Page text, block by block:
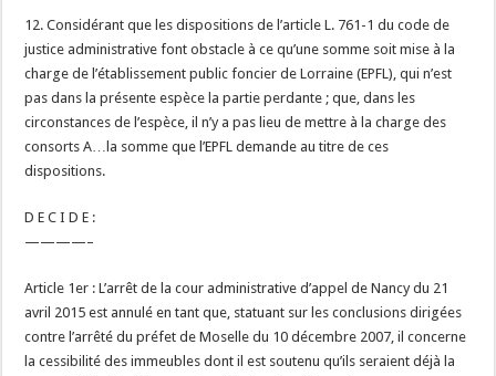
12. Considérant que les dispositions de l’article L. 761-1 du code de
justice administrative font obstacle à ce qu’une somme soit mise à la
charge de l’établissement public foncier de Lorraine (EPFL), qui n’est
pas dans la présente espèce la partie perdante ; que, dans les
circonstances de l’espèce, il n’y a pas lieu de mettre à la charge des
consorts A…la somme que l’EPFL demande au titre de ces
dispositions.
D E C I D E :
————–
Article 1er : L’arrêt de la cour administrative d’appel de Nancy du 21
avril 2015 est annulé en tant que, statuant sur les conclusions dirigées
contre l’arrêté du préfet de Moselle du 10 décembre 2007, il concerne
la cessibilité des immeubles dont il est soutenu qu’ils seraient déjà la